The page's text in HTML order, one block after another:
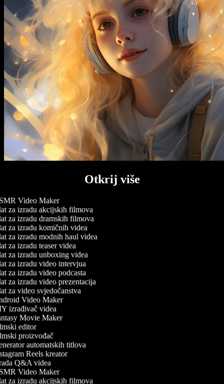
Otkrij više
Video Maker
za izradu akcijskih filmova
za izradu dramskih filmova
za izradu komičnih videa
za izradu modnih haul videa
za izradu teaser videa
za izradu unboxing videa
za izradu video intervjua
za izradu video podcasta
za izradu video prezentacija
za video svjedočanstva
Video Maker
izrađivač videa
Movie Maker
editor
proizvođač
automatskih titlova
Reels kreator
Q&A videa
Video Maker
za izradu akcijskih filmova